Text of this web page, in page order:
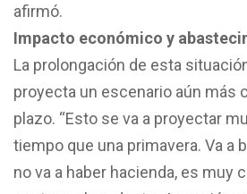
afirmó.
Impacto económico y
La prolongación de esta
proyecta un escenario aún más
plazo. “Esto se va a proyectar
tiempo que una primavera. Va a
no va a haber hacienda, es muy